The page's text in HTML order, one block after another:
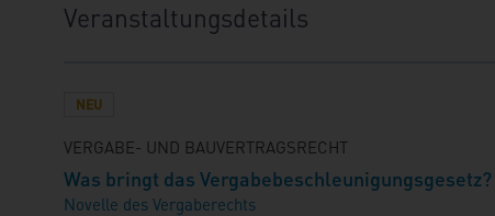
Veranstaltungsdetails
NEU
VERGABE- UND BAUVERTRAGSRECHT
Was bringt das Vergabebeschleunigungsgesetz?
Novelle des Vergaberechts